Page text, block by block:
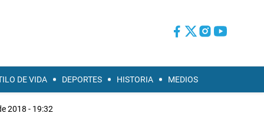
DE VIDA DEPORTES HISTORIA MEDIOS
2018 - 19:32